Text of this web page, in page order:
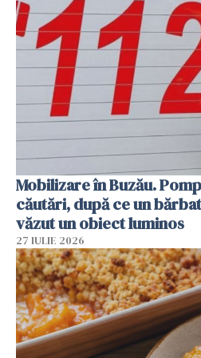
Mobilizare în Buzău.
căutări, după ce un bărbat
văzut un obiect luminos
27 IULIE 2026